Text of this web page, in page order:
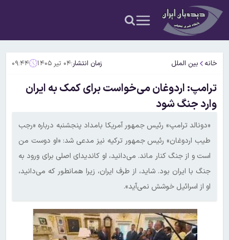
خانه بین الملل زمان انتشار:۰۴ تیر ۱۴۰۵ ۰۹:۴۴
ترامپ: اردوغان می‌خواست برای کمک به ایران
وارد جنگ شود
«دونالد ترامپ» رئیس جمهور آمریکا بامداد پنجشنبه درباره «رجب
طیب اردوغان» رئیس جمهور ترکیه نیز مدعی شد: «او دوست من
است و از جنگ کنار ماند. می‌دانید، او کاندیدای اصلی برای ورود به
جنگ با ایران بود. شاید، از طرف ایران، زیرا همانطور که می‌دانید،
او از اسرائیل خوشش نمی‌آید».